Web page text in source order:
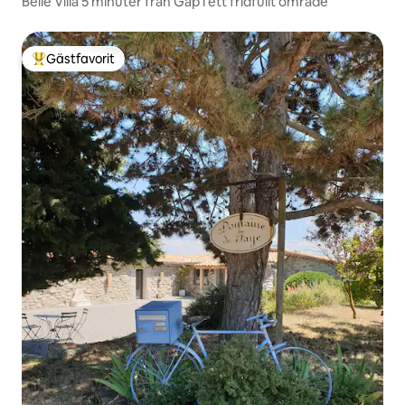
Populär gästfavorit
Gästfavorit